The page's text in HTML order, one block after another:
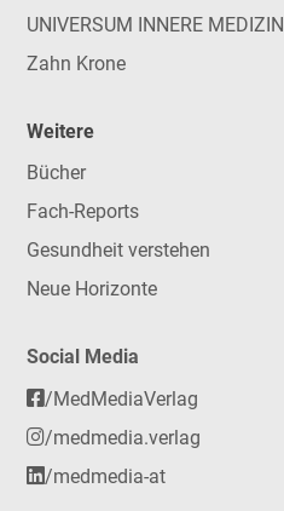
UNIVERSUM INNERE MEDIZIN
Zahn Krone
Weitere
Bücher
Fach-Reports
Gesundheit verstehen
Neue Horizonte
Social Media
/MedMediaVerlag
/medmedia.verlag
/medmedia-at